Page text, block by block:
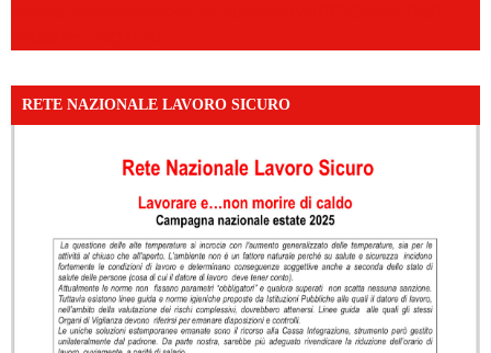
RETE NAZIONALE LAVORO SICURO